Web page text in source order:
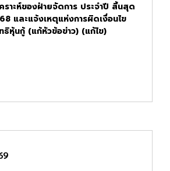
ราะห์ของฝ่ายจัดการ ประจำปี สิ้นสุด
และแจ้งเหตุแห่งการผิดเงื่อนไข
หุ้นกู้ (แก้หัวข้อข่าว) (แก้ไข)